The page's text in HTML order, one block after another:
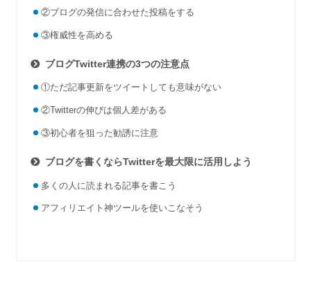
②ブログの発信に合わせた投稿をする
③権威性を高める
ブログTwitter連携の3つの注意点
①ただ記事更新をツイートしても意味がない
②Twitterの伸びは個人差がある
③初心者を狙った勧誘に注意
ブログを書くならTwitterを最大限に活用しよう
多くの人に読まれる記事を書こう
アフィリエイト神ツールを使いこなそう